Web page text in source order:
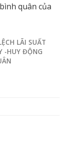
quân của
LÃI SUẤT
-HUY ĐỘNG